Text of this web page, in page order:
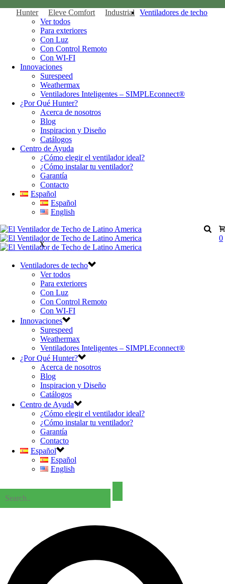
Hunter Eleve Comfort Industrial
Ventiladores de techo
Ver todos
Para exteriores
Con Luz
Con Control Remoto
Con WI-FI
Innovaciones
Surespeed
Weathermax
Ventiladores Inteligentes – SIMPLEconnect®
¿Por Qué Hunter?
Acerca de nosotros
Blog
Inspiracion y Diseño
Catálogos
Centro de Ayuda
¿Cómo elegir el ventilador ideal?
¿Cómo instalar tu ventilador?
Garantía
Contacto
Español
Español
English
0
X
Ventiladores de techo
Ver todos
Para exteriores
Con Luz
Con Control Remoto
Con WI-FI
Innovaciones
Surespeed
Weathermax
Ventiladores Inteligentes – SIMPLEconnect®
¿Por Qué Hunter?
Acerca de nosotros
Blog
Inspiracion y Diseño
Catálogos
Centro de Ayuda
¿Cómo elegir el ventilador ideal?
¿Cómo instalar tu ventilador?
Garantía
Contacto
Español
Español
English